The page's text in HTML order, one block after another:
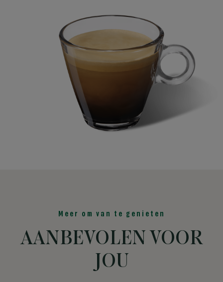
Meer om van te genieten
AANBEVOLEN VOOR
JOU